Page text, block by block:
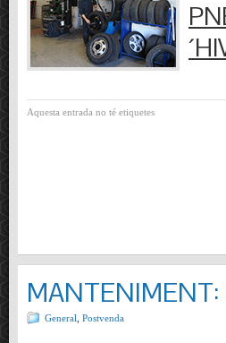
Aquesta entrada no té etiquetes
MANTENIMENT:
General Postvenda